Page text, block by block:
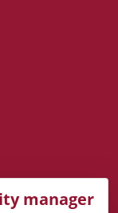
manager